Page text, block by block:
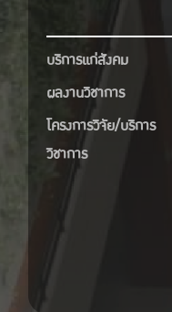
บริการแก่สังคม
ผลงานวิชาการ
โครงการวิจัย/บริการ
วิชาการ